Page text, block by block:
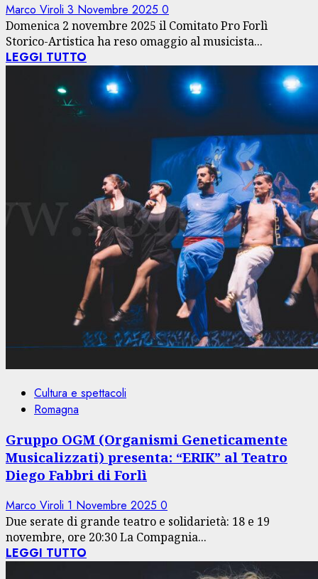
Marco Viroli 3 Novembre 2025 0
Domenica 2 novembre 2025 il Comitato Pro Forlì
Storico-Artistica ha reso omaggio al musicista...
LEGGI TUTTO
Cultura e spettacoli
Romagna
Gruppo OGM (Organismi Geneticamente
Musicalizzati) presenta: “ERIK” al Teatro
Diego Fabbri di Forlì
Marco Viroli 1 Novembre 2025 0
Due serate di grande teatro e solidarietà: 18 e 19
novembre, ore 20:30 La Compagnia...
LEGGI TUTTO